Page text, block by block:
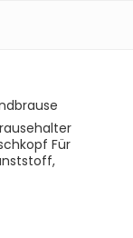
Für